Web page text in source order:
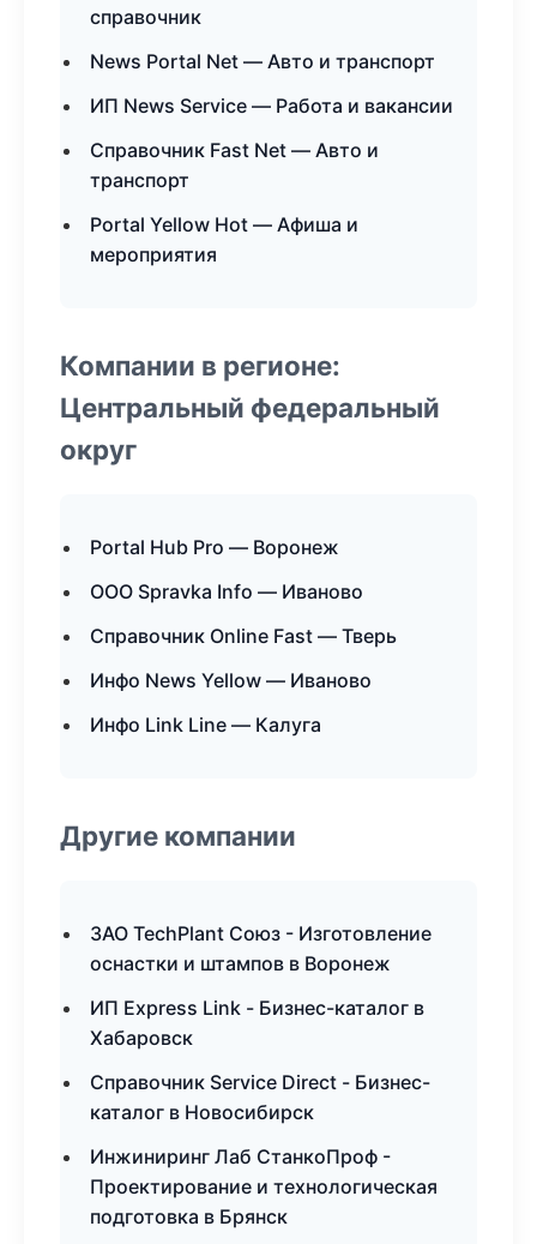
справочник
News Portal Net — Авто и транспорт
ИП News Service — Работа и вакансии
Справочник Fast Net — Авто и
транспорт
Portal Yellow Hot — Афиша и
мероприятия
Компании в регионе:
Центральный федеральный
округ
Portal Hub Pro — Воронеж
ООО Spravka Info — Иваново
Справочник Online Fast — Тверь
Инфо News Yellow — Иваново
Инфо Link Line — Калуга
Другие компании
ЗАО TechPlant Союз - Изготовление
оснастки и штампов в Воронеж
ИП Express Link - Бизнес-каталог в
Хабаровск
Справочник Service Direct - Бизнес-
каталог в Новосибирск
Инжиниринг Лаб СтанкоПроф -
Проектирование и технологическая
подготовка в Брянск